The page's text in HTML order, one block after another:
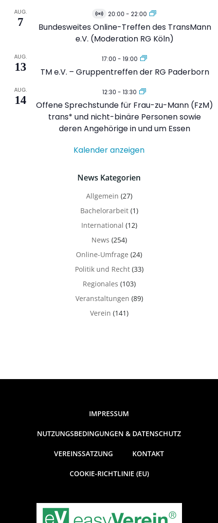
AUG.
7
Virtuell
Veranstaltung
20:00 - 22:00
Bundesweites Online-Treffen des TransMann
e.V. (Moderation RG Köln)
AUG.
13
17:00 - 19:00
TM e.V. – Gruppentreffen der RG Paderborn
AUG.
14
12:30 - 13:30
Offene Sprechstunde für Frau-zu-Mann (FzM)
trans* und nicht-binäre Personen sowie
deren Angehörige in und um Essen
Kalender anzeigen
News Kategorien
Allgemein (27)
Bachelorarbeit(1)
International (12)
News (254)
Online-Umfrage (24)
Politik und Recht(33)
Regionales (103)
Veranstaltungen (89)
Verein (141)
IMPRESSUM
NUTZUNGSBEDINGUNGEN & DATENSCHUTZ
VEREINSSATZUNG KONTAKT
COOKIE-RICHTLINIE (EU)